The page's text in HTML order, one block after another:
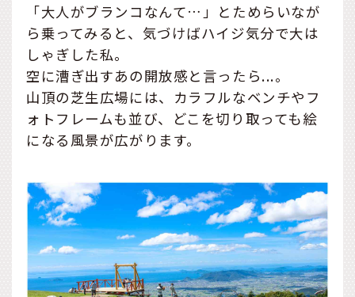
「大人がブランコなんて…」とためらいなが
ら乗ってみると、気づけばハイジ気分で大は
しゃぎした私。
空に漕ぎ出すあの開放感と言ったら...。
山頂の芝生広場には、カラフルなベンチやフ
ォトフレームも並び、どこを切り取っても絵
になる風景が広がります。